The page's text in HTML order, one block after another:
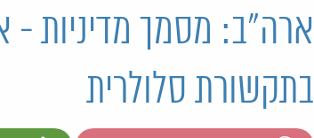
ארה"ב: מסמך מדיניות -
בתקשורת סלולרית